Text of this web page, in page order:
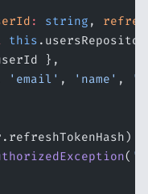
: string ,
this
},
'email' , 'name' ,
{
(